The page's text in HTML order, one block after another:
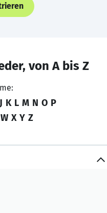
von A bis Z
J K L M N O P
W X Y Z